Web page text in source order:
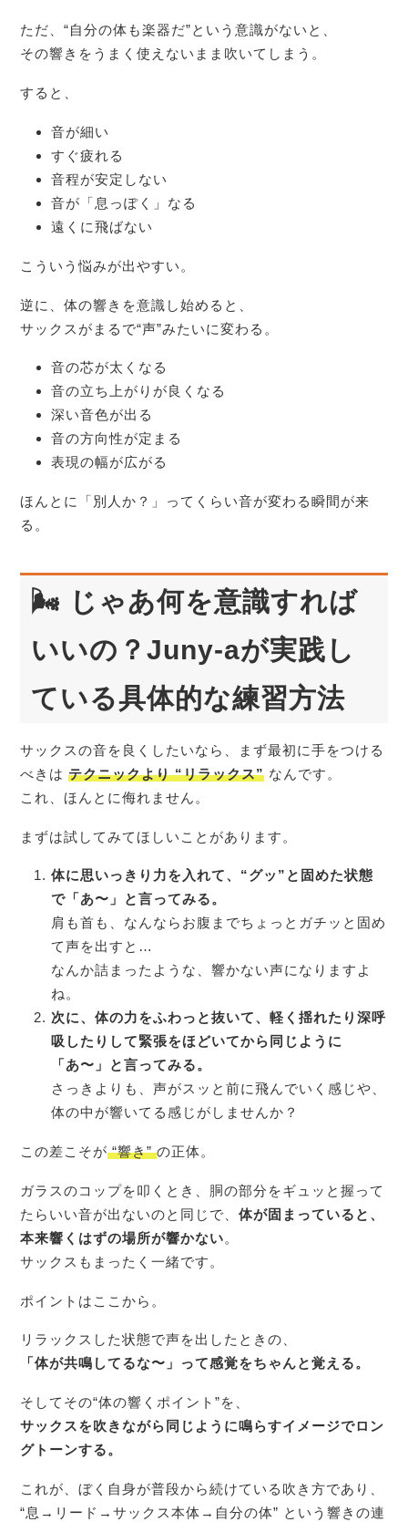
ただ、“自分の体も楽器だ”という意識がないと、
その響きをうまく使えないまま吹いてしまう。
すると、
音が細い
すぐ疲れる
音程が安定しない
音が「息っぽく」なる
遠くに飛ばない
こういう悩みが出やすい。
逆に、体の響きを意識し始めると、
サックスがまるで“声”みたいに変わる。
音の芯が太くなる
音の立ち上がりが良くなる
深い音色が出る
音の方向性が定まる
表現の幅が広がる
ほんとに「別人か？」ってくらい音が変わる瞬間が来
る。
🌬 じゃあ何を意識すれば
いいの？ Juny-aが実践し
ている具体的な練習方法
サックスの音を良くしたいなら、まず最初に手をつける
べきはテクニックより “リラックス” なんです。
これ、ほんとに侮れません。
まずは試してみてほしいことがあります。
体に思いっきり力を入れて、“グッ”と固めた状態
で「あ〜」と言ってみる。
肩も首も、なんならお腹までちょっとガチッと固め
て声を出すと…
なんか詰まったような、響かない声になりますよ
ね。
次に、体の力をふわっと抜いて、軽く揺れたり深呼
吸したりして緊張をほどいてから同じように
「あ〜」と言ってみる。
さっきよりも、声がスッと前に飛んでいく感じや、
体の中が響いてる感じがしませんか？
この差こそが“響き”の正体。
ガラスのコップを叩くとき、胴の部分をギュッと握って
たらいい音が出ないのと同じで、体が固まっていると、
本来響くはずの場所が響かない。
サックスもまったく一緒です。
ポイントはここから。
リラックスした状態で声を出したときの、
「体が共鳴してるな〜」って感覚をちゃんと覚える。
そしてその“体の響くポイント”を、
サックスを吹きながら同じように鳴らすイメージでロン
グトーンする。
これが、ぼく自身が普段から続けている吹き方であり、
“息→リード→サックス本体→自分の体” という響きの連